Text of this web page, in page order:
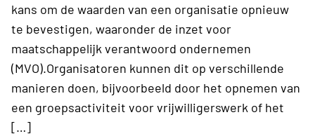
kans om de waarden van een organisatie opnieuw
te bevestigen, waaronder de inzet voor
maatschappelijk verantwoord ondernemen
(MVO).Organisatoren kunnen dit op verschillende
manieren doen, bijvoorbeeld door het opnemen van
een groepsactiviteit voor vrijwilligerswerk of het
[…]